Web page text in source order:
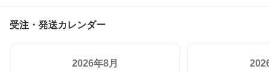
受注・発送カレンダー
2026年8月